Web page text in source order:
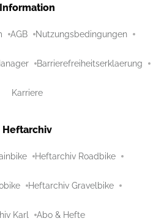
Information
AGB Nutzungsbedingungen
Barrierefreiheitserklaerung
Karriere
Heftarchiv
Heftarchiv Roadbike
Heftarchiv Gravelbike
Karl Abo & Hefte